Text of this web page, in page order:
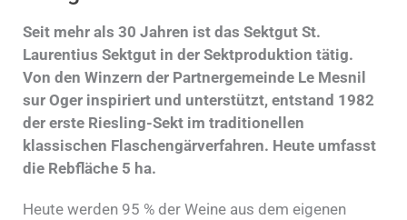
Seit mehr als 30 Jahren ist das Sektgut St.
Laurentius Sektgut in der Sektproduktion tätig.
Von den Winzern der Partnergemeinde Le Mesnil
sur Oger inspiriert und unterstützt, entstand 1982
der erste Riesling-Sekt im traditionellen
klassischen Flaschengärverfahren. Heute umfasst
die Rebfläche 5 ha.
Heute werden 95 % der Weine aus dem eigenen